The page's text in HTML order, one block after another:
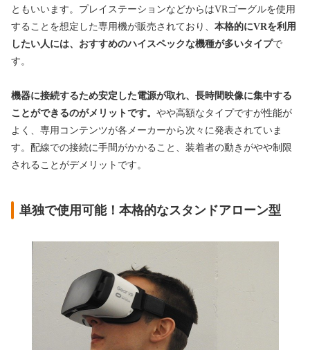
ともいいます。プレイステーションなどからはVRゴーグルを使用
することを想定した専用機が販売されており、 本格的にVRを利用
したい人には、おすすめのハイスペックな機種が多いタイプで
す。
機器に接続するため安定した電源が取れ、長時間映像に集中する
ことができるのがメリットです。 やや高額なタイプですが性能が
よく、専用コンテンツが各メーカーから次々に発表されていま
す。配線での接続に手間がかかること、装着者の動きがやや制限
されることがデメリットです。
単独で使用可能！本格的なスタンドアローン型